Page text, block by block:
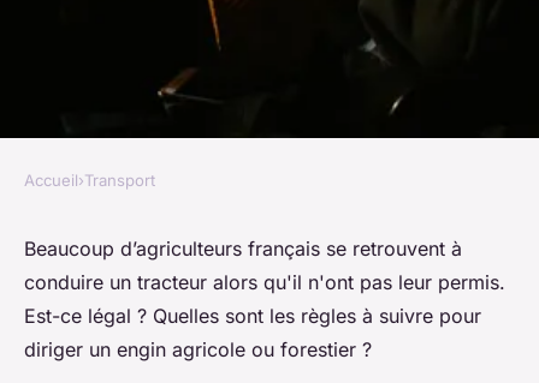
TRANSPORT
Puis-je conduire un tracteur
sans permis ?
Fatoumata •2 mai 2022•3 min de lecture
Accueil›Transport
Beaucoup d’agriculteurs français se retrouvent à
conduire un tracteur alors qu'il n'ont pas leur permis.
Est-ce légal ? Quelles sont les règles à suivre pour
diriger un engin agricole ou forestier ?